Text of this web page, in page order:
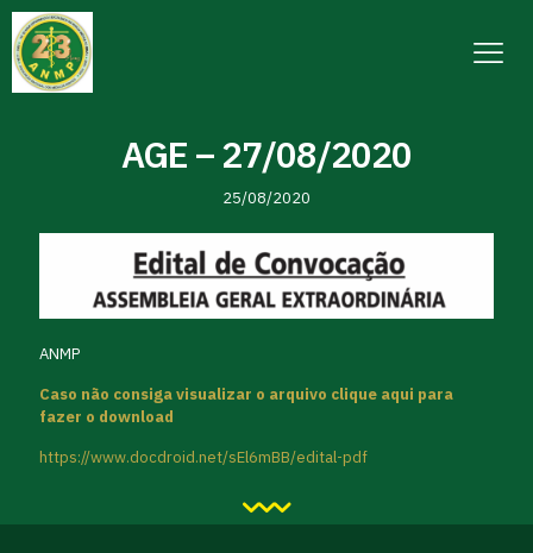
AGE – 27/08/2020
25/08/2020
ANMP
Caso não consiga visualizar o arquivo clique aqui para
fazer o download
https://www.docdroid.net/sEl6mBB/edital-pdf